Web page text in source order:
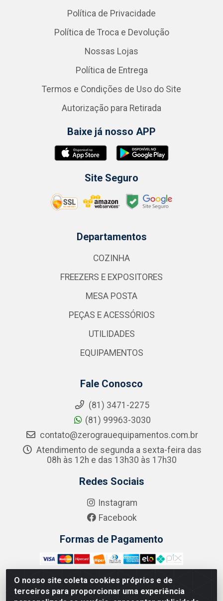
O nosso site coleta cookies próprios e de
terceiros para proporcionar uma experiência
Política de Privacidade
Política de Troca e Devolução
Nossas Lojas
Política de Entrega
Termos e Condições de Uso do Site
Autorização para Retirada
Baixe já nosso APP
Site Seguro
Departamentos
COZINHA
FREEZERS E EXPOSITORES
MESA POSTA
PEÇAS E ACESSÓRIOS
UTILIDADES
EQUIPAMENTOS
Fale Conosco
(81) 3471-2275
(81) 99963-3030
contato@zerograuequipamentos.com.br
Atendimento de segunda a sexta-feira das
08h às 12h e das 13h30 às 17h30
Redes Sociais
Instagram
Facebook
Formas de Pagamento
Zero Grau - Rua Jean Emile Favre, 746 - Ipsep,